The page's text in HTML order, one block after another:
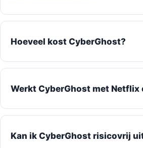
Hoeveel kost CyberGhost?
Werkt CyberGhost met Netflix
Kan ik CyberGhost risicovrij